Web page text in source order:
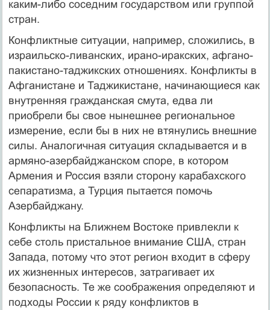
каким-либо соседним государством или группой
стран.
Конфликтные ситуации, например, сложились, в
израильско-ливанских, ирано-иракских, афгано-
пакистано-таджикских отношениях. Конфликты в
Афганистане и Таджикистане, начинающиеся как
внутренняя гражданская смута, едва ли
приобрели бы свое нынешнее региональное
измерение, если бы в них не втянулись внешние
силы. Аналогичная ситуация складывается и в
армяно-азербайджанском споре, в котором
Армения и Россия взяли сторону карабахского
сепаратизма, а Турция пытается помочь
Азербайджану.
Конфликты на Ближнем Востоке привлекли к
себе столь пристальное внимание США, стран
Запада, потому что этот регион входит в сферу
их жизненных интересов, затрагивает их
безопасность. Те же соображения определяют и
подходы России к ряду конфликтов в